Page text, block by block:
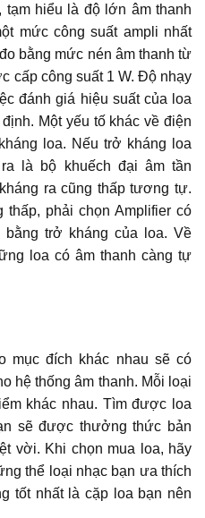
hiểu là độ lớn âm thanh
mức công suất ampli nhất
bằng mức nén âm thanh từ
cấp công suất 1 W. Độ nhạy
đánh giá hiệu suất của loa
Một yếu tố khác về điện
loa. Nếu trở kháng loa
là bộ khuếch đại âm tần
ra cũng thấp tương tự.
thấp, phải chọn Amplifier có
trở kháng của loa. Về
loa có âm thanh càng tự
mục đích khác nhau sẽ có
hệ thống âm thanh. Mỗi loại
khác nhau. Tìm được loa
sẽ được thưởng thức bản
vời. Khi chọn mua loa, hãy
thể loại nhạc bạn ưa thích
tốt nhất là cặp loa bạn nên